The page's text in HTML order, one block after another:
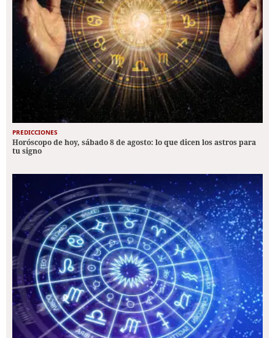
PREDICCIONES
Horóscopo de hoy, sábado 8 de agosto: lo que dicen los astros para
tu signo